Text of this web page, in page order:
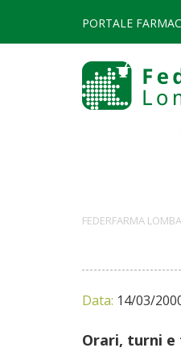
PORTALE
FEDERFARMA
Data: 14/03/
Orari, turni e